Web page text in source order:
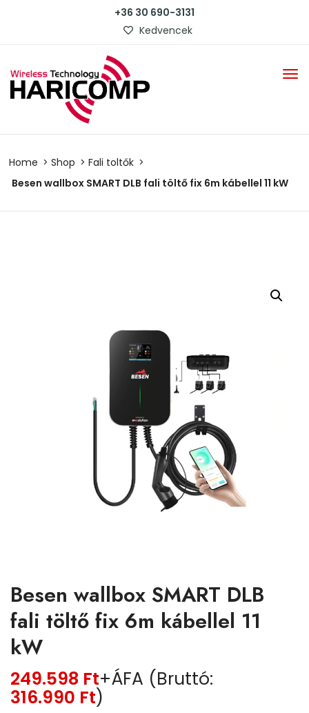
+36 30 690-3131
Kedvencek
Home Shop
Fali toltők
Besen wallbox SMART DLB fali töltő fix 6m kábellel 11 kW
Besen wallbox SMART DLB
fali töltő fix 6m kábellel 11
kW
249.598 Ft+ÁFA (Bruttó:
316.990 Ft)